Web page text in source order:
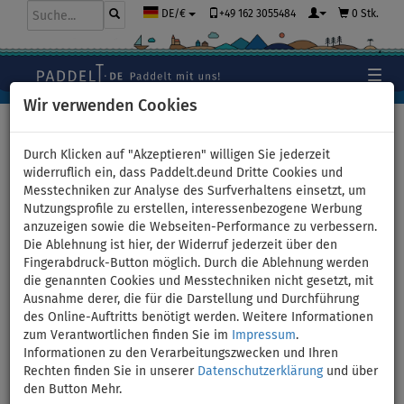
Wir verwenden Cookies
Durch Klicken auf "Akzeptieren" willigen Sie jederzeit
widerruflich ein, dass Paddelt.deund Dritte Cookies und
Messtechniken zur Analyse des Surfverhaltens einsetzt, um
Nutzungsprofile zu erstellen, interessenbezogene Werbung
anzuzeigen sowie die Webseiten-Performance zu verbessern.
Die Ablehnung ist hier, der Widerruf jederzeit über den
Fingerabdruck-Button möglich. Durch die Ablehnung werden
die genannten Cookies und Messtechniken nicht gesetzt, mit
Ausnahme derer, die für die Darstellung und Durchführung
des Online-Auftritts benötigt werden. Weitere Informationen
zum Verantwortlichen finden Sie im
Impressum.
Informationen zu den Verarbeitungszwecken und Ihren
Rechten finden Sie in unserer Datenschutzerklärungund über
den Button Mehr.
DE/€ +49 162 3055484 0 Stk.
Zubehör für SUP-Boards,
Kajaks
Paddelt in eurer Lieblingsfarbe. Klickt auf die gewünschte Farbe: